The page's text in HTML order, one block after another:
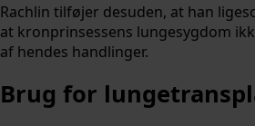
Rachlin tilføjer desuden, at han
at kronprinsessens lungesygdom
af hendes handlinger.
Brug for